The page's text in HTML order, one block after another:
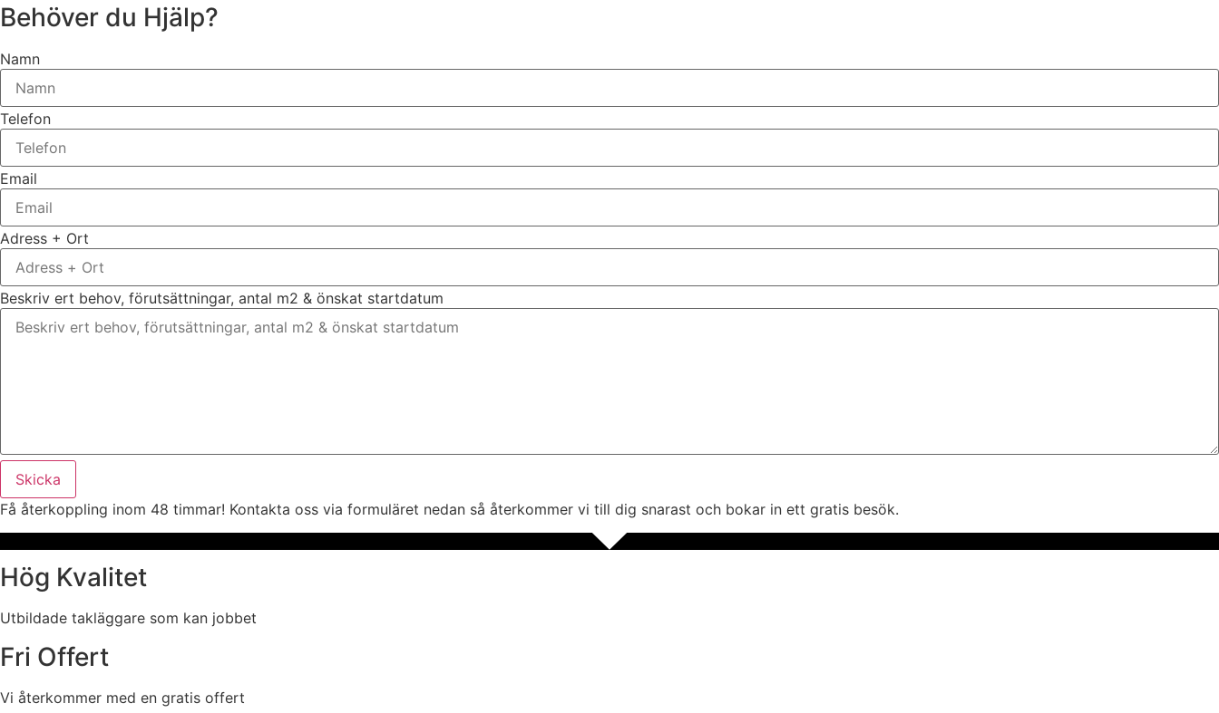
Behöver du Hjälp?
Namn
Telefon
Email
Adress + Ort
Beskriv ert behov, förutsättningar, antal m2 & önskat startdatum
Skicka
Få återkoppling inom 48 timmar! Kontakta oss via formuläret nedan så återkommer vi till dig snarast och bokar in ett gratis besök.
Hög Kvalitet
Utbildade takläggare som kan jobbet
Fri Offert
Vi återkommer med en gratis offert